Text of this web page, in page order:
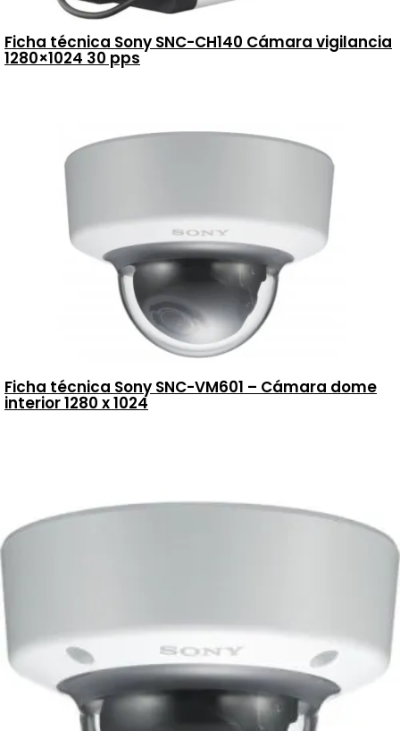
Ficha técnica Sony SNC-CH140 Cámara vigilancia
1280×1024 30 pps
Ficha técnica Sony SNC-VM601 – Cámara dome
interior 1280 x 1024